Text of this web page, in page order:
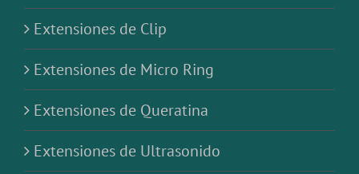
Extensiones de Clip
Extensiones de Micro Ring
Extensiones de Queratina
Extensiones de Ultrasonido